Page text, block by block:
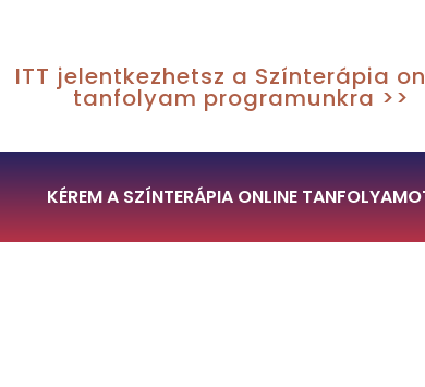
ITT jelentkezhetsz a Színterápia
tanfolyam programunkra >>
KÉREM A SZÍNTERÁPIA ONLINE